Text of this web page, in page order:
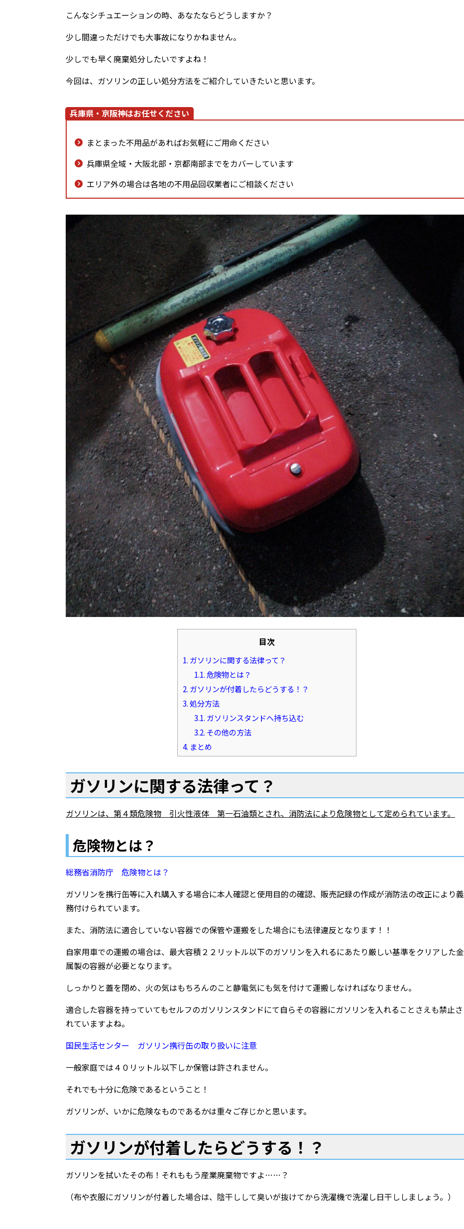
こんなシチュエーションの時、あなたならどうしますか？
少し間違っただけでも大事故になりかねません。
少しでも早く廃棄処分したいですよね！
今回は、ガソリンの正しい処分方法をご紹介していきたいと思います。
兵庫県・京阪神はお任せください
まとまった不用品があればお気軽にご用命ください
兵庫県全域・大阪北部・京都南部までをカバーしています
エリア外の場合は各地の不用品回収業者にご相談ください
目次
1. ガソリンに関する法律って？
1.1.危険物とは？
2. ガソリンが付着したらどうする！？
3.処分方法
3.1. ガソリンスタンドへ持ち込む
3.2. その他の方法
4. まとめ
ガソリンに関する法律って？
ガソリンは、第４類危険物 引火性液体 第一石油類とされ、消防法により危険物として定められています。
危険物とは？
総務省消防庁 危険物とは？
ガソリンを携行缶等に入れ購入する場合に本人確認と使用目的の確認、販売記録の作成が消防法の改正により義
務付けられています。
また、消防法に適合していない容器での保管や運搬をした場合にも法律違反となります！！
自家用車での運搬の場合は、最大容積２２リットル以下のガソリンを入れるにあたり厳しい基準をクリアした金
属製の容器が必要となります。
しっかりと蓋を閉め、火の気はもちろんのこと静電気にも気を付けて運搬しなければなりません。
適合した容器を持っていてもセルフのガソリンスタンドにて自らその容器にガソリンを入れることさえも禁止さ
れていますよね。
国民生活センター ガソリン携行缶の取り扱いに注意
一般家庭では４０リットル以下しか保管は許されません。
それでも十分に危険であるということ！
ガソリンが、いかに危険なものであるかは重々ご存じかと思います。
ガソリンが付着したらどうする！？
ガソリンを拭いたその布！それももう産業廃棄物ですよ……？
（布や衣服にガソリンが付着した場合は、陰干しして臭いが抜けてから洗濯機で洗濯し日干ししましょう。）